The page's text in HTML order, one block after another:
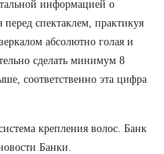
информацией о
спектаклем, практикуя
абсолютно голая и
сделать минимум 8
соответственно эта цифра
крепления волос. Банк
Банки.